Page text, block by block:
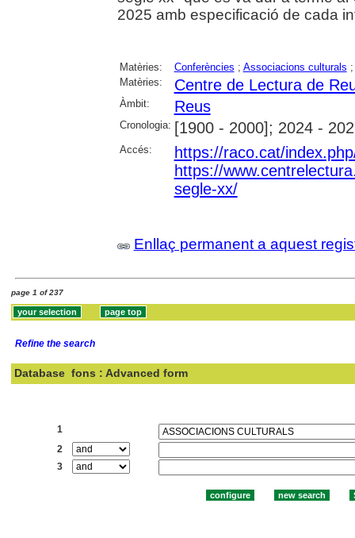
2025 amb especificació de cada
Matèries: Conferències ; Associacions culturals
Matèries:
Centre de Lectura de
Àmbit: Reus
Cronologia: [1900 - 2000]; 2024 -
Accés:
https://raco.cat/
https://
segle-xx/
Enllaç permanent a aquest
page 1 of 237
Refine the search
Database fons : Advanced form
1
2
3